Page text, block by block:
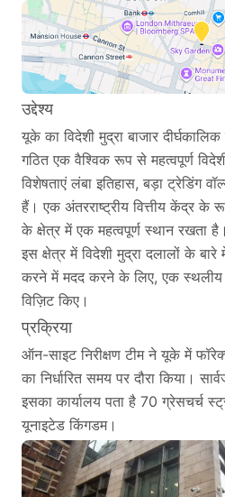
उद्देश्य
यूके का विदेशी मुद्रा बाजार
गठित एक वैश्विक रूप से महत्वपूर्ण
विशेषताएं लंबा इतिहास, बड़ा ट्रेडिंग
हैं। एक अंतरराष्ट्रीय वित्तीय केंद्र के
के क्षेत्र में एक महत्वपूर्ण स्थान रखता
इस क्षेत्र में विदेशी मुद्रा दलालों के
करने में मदद करने के लिए, एक स्थलीय
विज़िट किए।
प्रक्रिया
ऑन-साइट निरीक्षण टीम ने यूके में
का निर्धारित समय पर दौरा किया।
इसका कार्यालय पता है 70 ग्रेसचर्च
यूनाइटेड किंगडम।